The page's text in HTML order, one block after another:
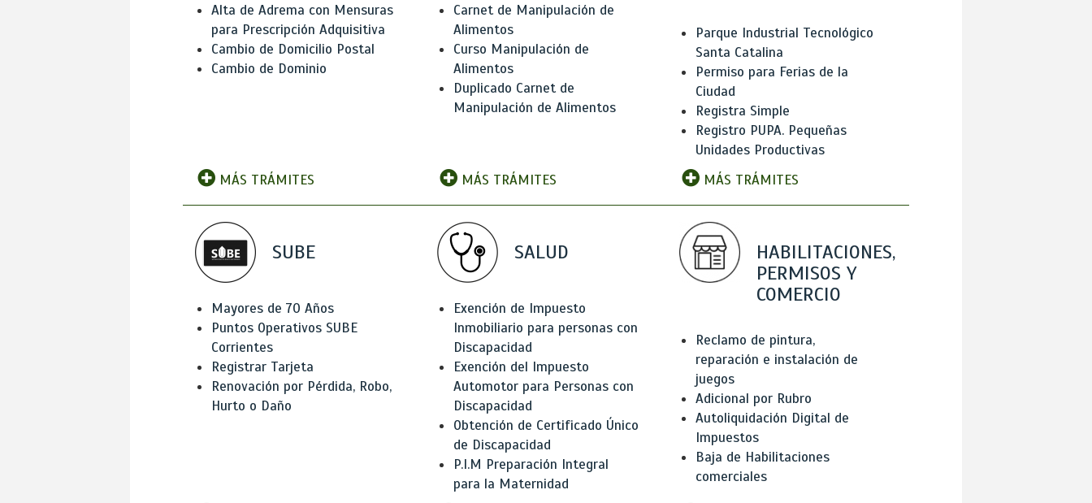
Alta de Adrema con Mensuras
para Prescripción Adquisitiva
Cambio de Domicilio Postal
Cambio de Dominio
MÁS TRÁMITES
Carnet de Manipulación de
Alimentos
Curso Manipulación de
Alimentos
Duplicado Carnet de
Manipulación de Alimentos
MÁS TRÁMITES
Parque Industrial Tecnológico
Santa Catalina
Permiso para Ferias de la
Ciudad
Registra Simple
Registro PUPA. Pequeñas
Unidades Productivas
MÁS TRÁMITES
SUBE
Mayores de 70 Años
Puntos Operativos SUBE
Corrientes
Registrar Tarjeta
Renovación por Pérdida, Robo,
Hurto o Daño
SALUD
Exención de Impuesto
Inmobiliario para personas con
Discapacidad
Exención del Impuesto
Automotor para Personas con
Discapacidad
Obtención de Certificado Único
de Discapacidad
P.I.M Preparación Integral
para la Maternidad
HABILITACIONES,
PERMISOS Y
COMERCIO
Reclamo de pintura,
reparación e instalación de
juegos
Adicional por Rubro
Autoliquidación Digital de
Impuestos
Baja de Habilitaciones
comerciales